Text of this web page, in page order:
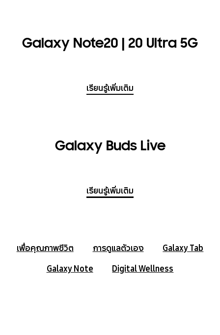
Galaxy Note20 | 20 Ultra 5G
เรียนรู้เพิ่มเติม
Galaxy Buds Live
เรียนรู้เพิ่มเติม
เพื่อคุณภาพชีวิต การดูแลตัวเอง
Galaxy Tab
Galaxy Note
Digital Wellness